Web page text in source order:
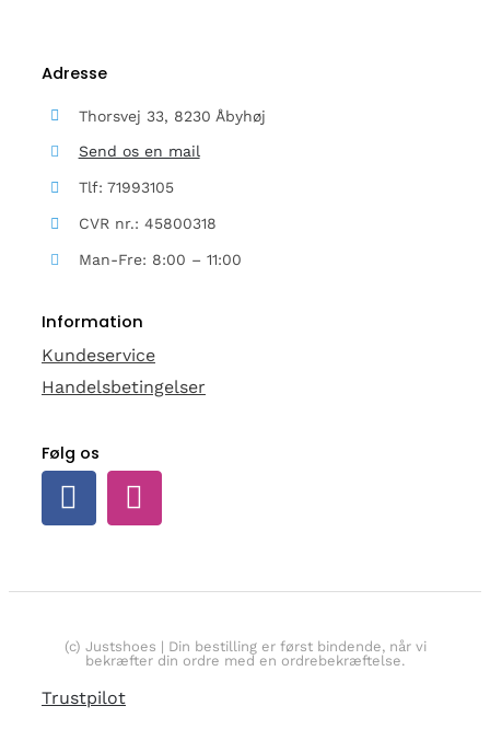
Adresse
Thorsvej 33, 8230 Åbyhøj
Send os en mail
Tlf: 71993105
CVR nr.: 45800318
Man-Fre: 8:00 – 11:00
Information
Kundeservice
Handelsbetingelser
Følg os
(c) Justshoes | Din bestilling er først bindende, når vi
bekræfter din ordre med en ordrebekræftelse.
Trustpilot